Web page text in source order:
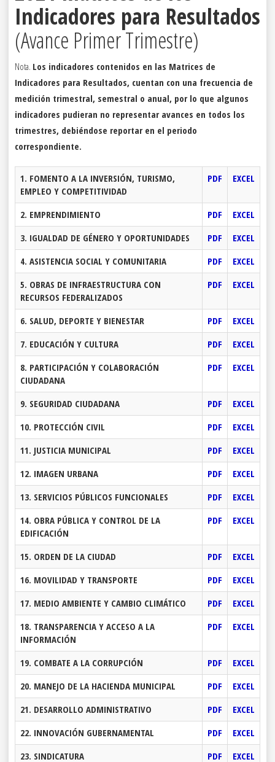
Indicadores para Resultados
(Avance Primer Trimestre)
Nota. Los indicadores contenidos en las Matrices de
Indicadores para Resultados, cuentan con una frecuencia de
medición trimestral, semestral o anual, por lo que algunos
indicadores pudieran no representar avances en todos los
trimestres, debiéndose reportar en el periodo
correspondiente.
1. FOMENTO A LA INVERSIÓN, TURISMO,
EMPLEO Y COMPETITIVIDAD
PDF EXCEL
2. EMPRENDIMIENTO PDF
EXCEL
3. IGUALDAD DE GÉNERO Y OPORTUNIDADES
PDF
EXCEL
4. ASISTENCIA SOCIAL Y COMUNITARIA
PDF
EXCEL
5. OBRAS DE INFRAESTRUCTURA CON
RECURSOS FEDERALIZADOS
PDF EXCEL
6. SALUD, DEPORTE Y BIENESTAR PDF
EXCEL
7. EDUCACIÓN Y CULTURA
PDF
EXCEL
8. PARTICIPACIÓN Y COLABORACIÓN
CIUDADANA
PDF EXCEL
9. SEGURIDAD CIUDADANA PDF
EXCEL
10. PROTECCIÓN CIVIL
PDF
EXCEL
11. JUSTICIA MUNICIPAL
PDF
EXCEL
12. IMAGEN URBANA
PDF
EXCEL
13. SERVICIOS PÚBLICOS FUNCIONALES
PDF
EXCEL
14. OBRA PÚBLICA Y CONTROL DE LA
EDIFICACIÓN
PDF EXCEL
15. ORDEN DE LA CIUDAD PDF
EXCEL
16. MOVILIDAD Y TRANSPORTE
PDF
EXCEL
17. MEDIO AMBIENTE Y CAMBIO CLIMÁTICO
PDF
EXCEL
18. TRANSPARENCIA Y ACCESO A LA
INFORMACIÓN
PDF EXCEL
19. COMBATE A LA CORRUPCIÓN PDF
EXCEL
20. MANEJO DE LA HACIENDA MUNICIPAL
PDF
EXCEL
21. DESARROLLO ADMINISTRATIVO
PDF
EXCEL
22. INNOVACIÓN GUBERNAMENTAL
PDF
EXCEL
23. SINDICATURA
PDF
EXCEL